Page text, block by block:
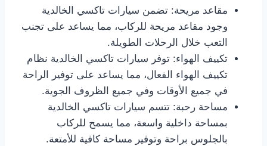
مقاعد مريحة: تضمن سيارات تاكسي الخالدية
وجود مقاعد مريحة للركاب، مما يساعد على تجنب
التعب خلال الرحلات الطويلة.
تكييف الهواء: توفر سيارات تاكسي الخالدية نظام
تكييف الهواء الفعال، مما يساعد على توفير الراحة
في جميع الأوقات وفي جميع الظروف الجوية.
مساحة رحبة: تتسم سيارات تاكسي الخالدية
بمساحة داخلية واسعة، مما يسمح للركاب
بالجلوس براحة وتوفير مساحة كافية للأمتعة.